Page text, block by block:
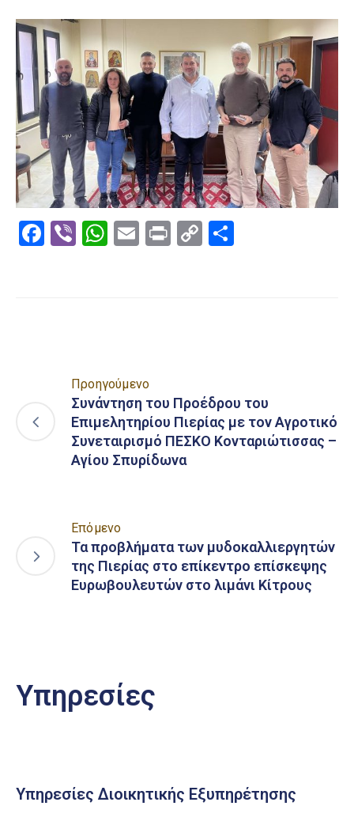
Facebook
ViberWhatsApp
EmailPrintCopy
Προηγούμενο
Συνάντηση του Προέδρου του
Επιμελητηρίου Πιερίας με τον Αγροτικό
Συνεταιρισμό ΠΕΣΚΟ Κονταριώτισσας –
Αγίου Σπυρίδωνα
Επόμενο
Τα προβλήματα των μυδοκαλλιεργητών
της Πιερίας στο επίκεντρο επίσκεψης
Ευρωβουλευτών στο λιμάνι Κίτρους
Υπηρεσίες
Υπηρεσίες Διοικητικής Εξυπηρέτησης